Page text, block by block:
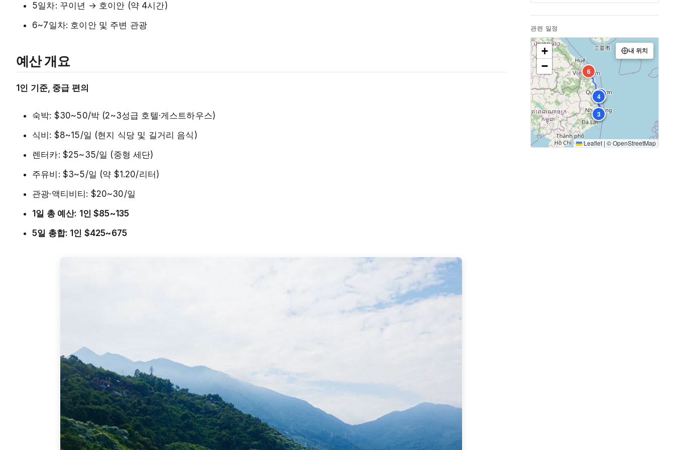
5일차: 꾸이년 → 호이안 (약 4시간)
6~7일차: 호이안 및 주변 관광
예산 개요
1인 기준, 중급 편의
숙박: $30~50/박 (2~3성급 호텔·게스트하우스)
식비: $8~15/일 (현지 식당 및 길거리 음식)
렌터카: $25~35/일 (중형 세단)
주유비: $3~5/일 (약 $1.20/리터)
관광·액티비티: $20~30/일
1일 총 예산: 1인 $85~135
5일 총합: 1인 $425~675
관련 일정
1
2
3
4
5
6
+
−
내 위치
Leaflet | ©OpenStreetMap